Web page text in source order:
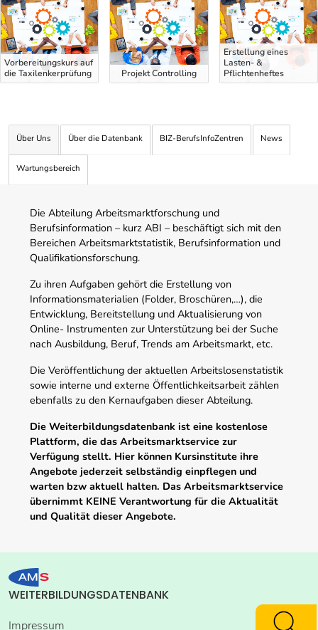
Vorbereitungskurs auf
die Taxilenkerprüfung
Projekt Controlling
Erstellung eines
Lasten- &
Pflichtenheftes
Über Uns Über die Datenbank BIZ-BerufsInfoZentren News
Wartungsbereich
Die Abteilung Arbeitsmarktforschung und
Berufsinformation – kurz ABI – beschäftigt sich mit den
Bereichen Arbeitsmarktstatistik, Berufsinformation und
Qualifikationsforschung.
Zu ihren Aufgaben gehört die Erstellung von
Informationsmaterialien (Folder, Broschüren,…), die
Entwicklung, Bereitstellung und Aktualisierung von
Online- Instrumenten zur Unterstützung bei der Suche
nach Ausbildung, Beruf, Trends am Arbeitsmarkt, etc.
Die Veröffentlichung der aktuellen Arbeitslosenstatistik
sowie interne und externe Öffentlichkeitsarbeit zählen
ebenfalls zu den Kernaufgaben dieser Abteilung.
Die Weiterbildungsdatenbank ist eine kostenlose
Plattform, die das Arbeitsmarktservice zur
Verfügung stellt. Hier können Kursinstitute ihre
Angebote jederzeit selbständig einpflegen und
warten bzw aktuell halten. Das Arbeitsmarktservice
übernimmt KEINE Verantwortung für die Aktualität
und Qualität dieser Angebote.
WEITERBILDUNGSDATENBANK
Impressum